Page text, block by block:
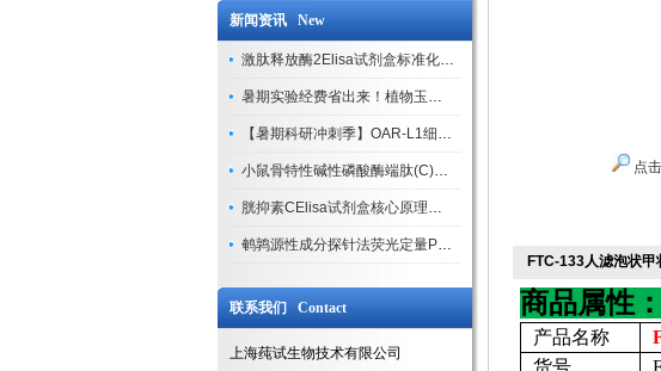
新闻资讯 New
激肽释放酶2Elisa试剂盒标准化实验操作与质控体系解析
暑期实验经费省出来！植物玉米索核苷（ZR ）elisa酶联免疫试剂盒
【暑期科研冲刺季】OAR-L1细胞专用培养基特惠，助力实验高效突破
小鼠骨特性碱性磷酸酶端肽(C)elisa试剂盒大促，骨科研人速囤
胱抑素CElisa试剂盒核心原理、产品特性与全流程操作规范详解
鹌鹑源性成分探针法荧光定量PCR试剂盒特惠来袭
联系我们 Contact
上海莼试生物技术有限公司
点
FTC-133人滤泡状
商品属性：
产品名称
货号